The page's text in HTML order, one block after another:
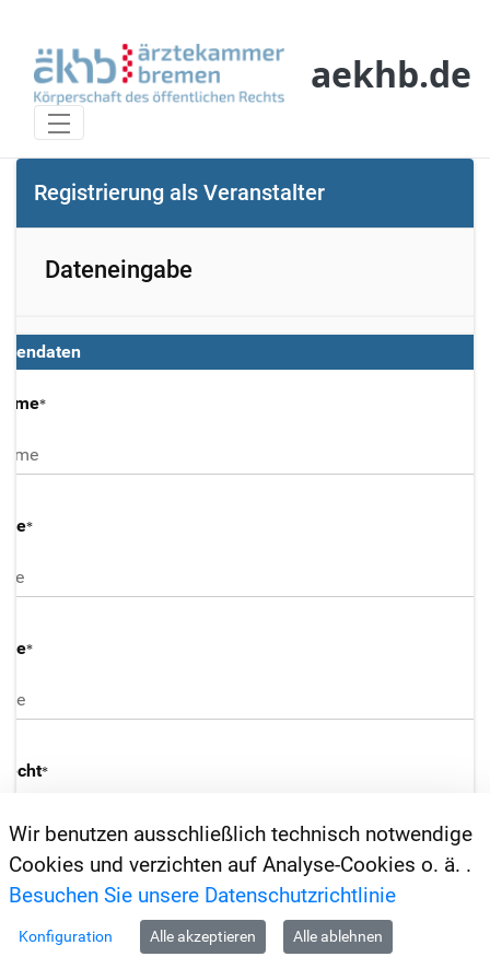
aekhb.de
Registrierung als Veranstaltende
Registrierung als Veranstalter
Dateneingabe
Wir benutzen ausschließlich technisch notwendige
Cookies und verzichten auf Analyse-Cookies o. ä. .
Besuchen Sie unsere Datenschutzrichtlinie
Konfiguration Alle akzeptieren Alle ablehnen